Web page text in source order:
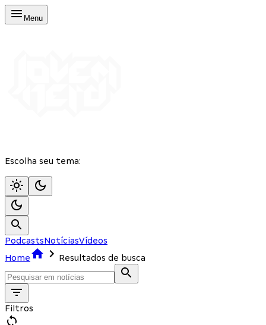
Menu
Escolha seu tema:
PodcastsNotíciasVídeos
Home
Resultados de busca
Filtros